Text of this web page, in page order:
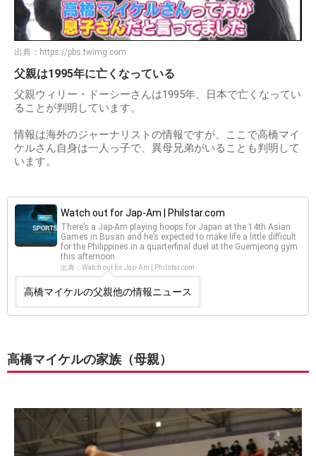
出典： https://pbs.twimg.com
父親は1995年に亡くなっている
父親ウィリー・ドーシーさんは1995年、日本で亡くなってい
ることが判明しています。
情報は海外のジャーナリストの情報ですが、ここで高橋マイ
ケルさん自身は一人っ子で、異母兄弟がいることも判明して
います。
Watch out for Jap-Am | Philstar.com
There’s a Jap-Am playing hoops for Japan at the 14th Asian
Games in Busan and he’s expected to make life a little difficult
for the Philippines in a quarterfinal duel at the Guemjeong gym
this afternoon.
出典：Watch out for Jap-Am | Philstar.com
高橋マイケルの父親他の情報ニュース
高橋マイケルの家族（母親）